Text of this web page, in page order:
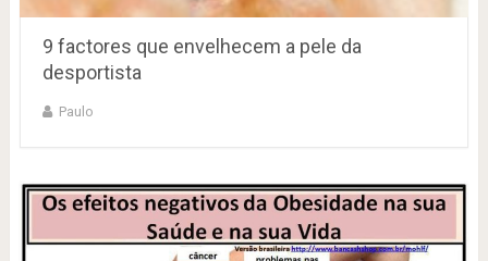
9 factores que envelhecem a pele da
desportista
Paulo